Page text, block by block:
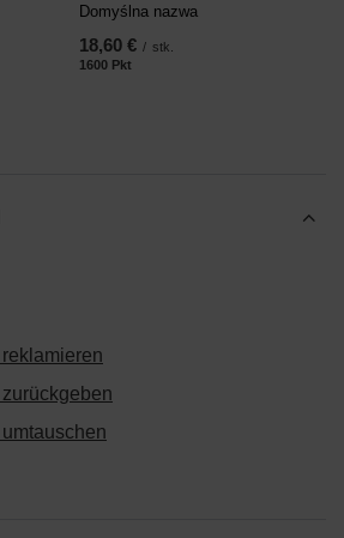
Domyślna nazwa
18,60 € / stk.
1600 Pkt
reklamieren
zurückgeben